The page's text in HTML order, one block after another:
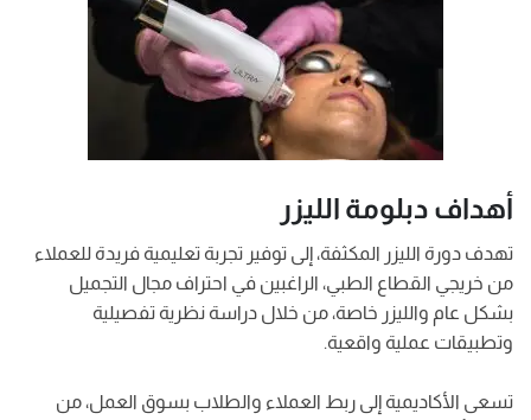
أهداف دبلومة الليزر
تهدف دورة الليزر المكثفة، إلى توفير تجربة تعليمية فريدة للعملاء
من خريجي القطاع الطبي، الراغبين في احتراف مجال التجميل
بشكل عام والليزر خاصة، من خلال دراسة نظرية تفصيلية
وتطبيقات عملية واقعية.
تسعى الأكاديمية إلى ربط العملاء والطلاب بسوق العمل، من